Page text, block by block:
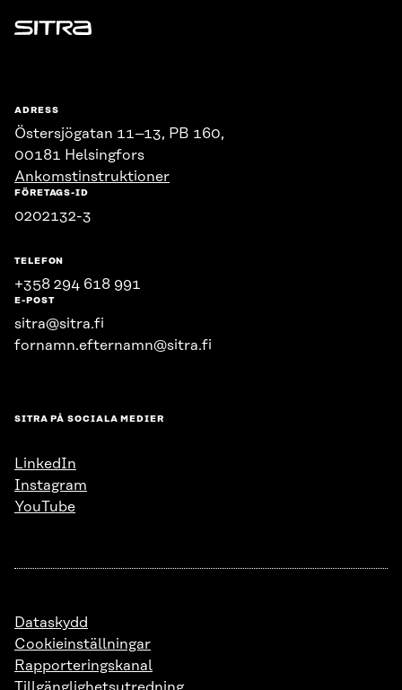
Sitra
ADRESS
Östersjögatan 11–13, PB 160,
00181 Helsingfors
Ankomstinstruktioner
FÖRETAGS-ID
0202132-3
TELEFON
+358 294 618 991
E-POST
sitra@sitra.fi
fornamn.efternamn@sitra.fi
SITRA PÅ SOCIALA MEDIER
LinkedIn
Instagram
YouTube
Dataskydd
Cookieinställningar
Rapporteringskanal